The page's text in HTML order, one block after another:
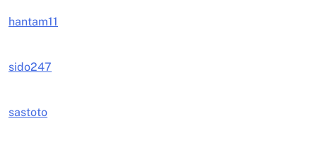
hantam11
sido247
sastoto